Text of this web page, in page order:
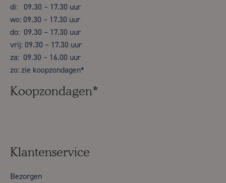
di: 09.30 – 17.30 uur
wo: 09.30 – 17.30 uur
do: 09.30 – 17.30 uur
vrij: 09.30 – 17.30 uur
za: 09.30 – 16.00 uur
zo: zie koopzondagen*
Koopzondagen*
Klantenservice
Bezorgen